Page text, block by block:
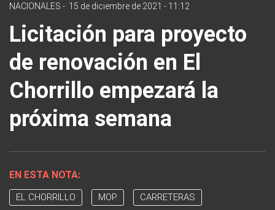
NACIONALES - 15 de diciembre de 2021 - 11:12
Licitación para proyecto
de renovación en El
Chorrillo empezará la
próxima semana
EN ESTA NOTA:
EL CHORRILLO MOP CARRETERAS